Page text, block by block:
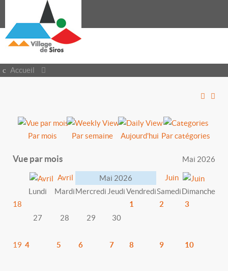
Accueil
Par mois Par semaine Aujourd'hui Par catégories
Vue par mois Mai 2026
Avril Mai 2026
Juin
Lundi
MardiMercredi JeudiVendrediSamediDimanche
18
27
28 29 30
1 2 3
19 4 5 6 7 8 9 10